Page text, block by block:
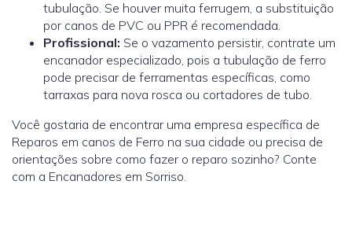
tubulação. Se houver muita ferrugem, a substituição
por canos de PVC ou PPR é recomendada.
Profissional: Se o vazamento persistir, contrate um
encanador especializado, pois a tubulação de ferro
pode precisar de ferramentas específicas, como
tarraxas para nova rosca ou cortadores de tubo.
Você gostaria de encontrar uma empresa específica de
Reparos em canos de Ferro na sua cidade ou precisa de
orientações sobre como fazer o reparo sozinho? Conte
com a Encanadores em Sorriso.